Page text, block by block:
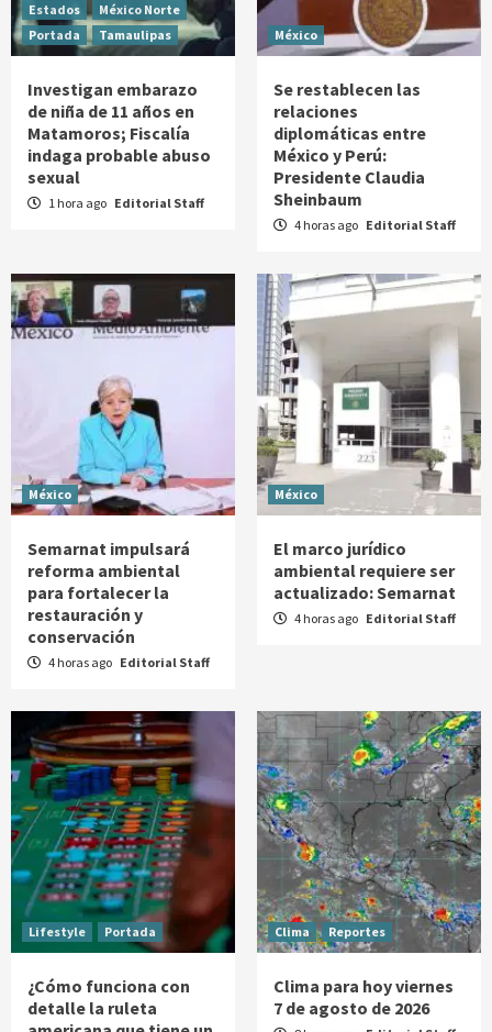
Estados
México Norte
Portada
Tamaulipas
Investigan embarazo
de niña de 11 años en
Matamoros; Fiscalía
indaga probable abuso
sexual
1 hora ago Editorial Staff
México
Se restablecen las
relaciones
diplomáticas entre
México y Perú:
Presidente Claudia
Sheinbaum
4 horas ago Editorial Staff
México
Semarnat impulsará
reforma ambiental
para fortalecer la
restauración y
conservación
4 horas ago Editorial Staff
México
El marco jurídico
ambiental requiere ser
actualizado: Semarnat
4 horas ago Editorial Staff
Lifestyle Portada
¿Cómo funciona con
detalle la ruleta
Clima Reportes
Clima para hoy viernes
7 de agosto de 2026